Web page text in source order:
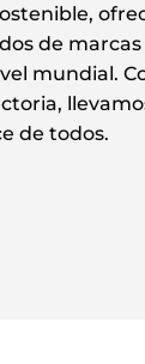
de marcas
mundial.
de todos.